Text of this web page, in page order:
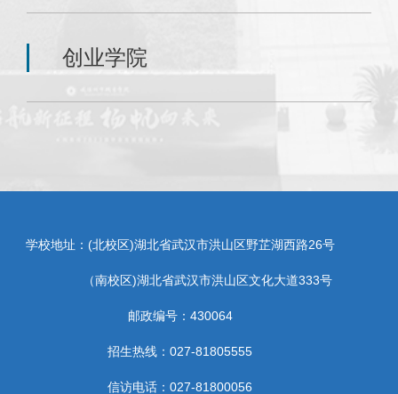
创业学院
学校地址：(北校区)湖北省武汉市洪山区野芷湖西路26号
（南校区)湖北省武汉市洪山区文化大道333号
邮政编号：430064
招生热线：027-81805555
信访电话：027-81800056